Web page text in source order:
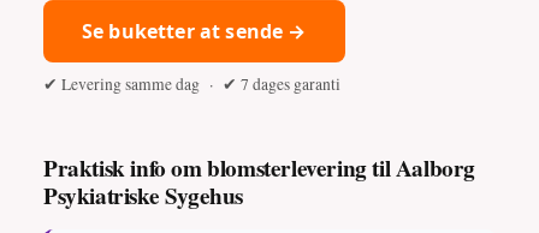
Se buketter at sende →
✔ Levering samme dag · ✔ 7 dages garanti
Praktisk info om blomsterlevering til Aalborg
Psykiatriske Sygehus